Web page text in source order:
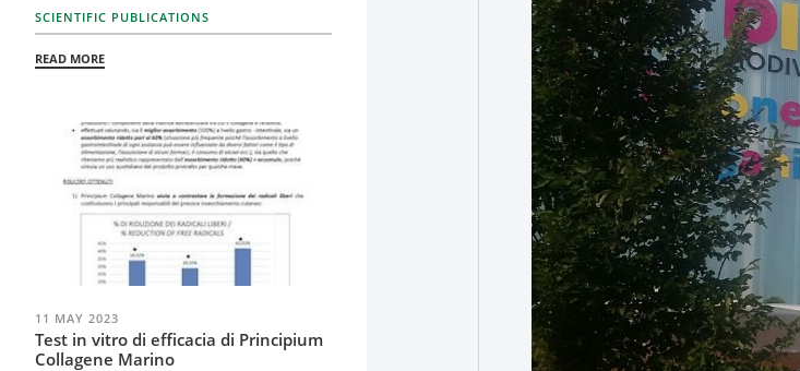
SCIENTIFIC PUBLICATIONS
READ MORE
11 MAY 2023
Test in vitro di efficacia di Principium
Collagene Marino